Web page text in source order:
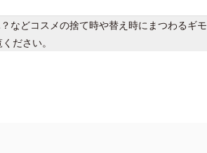
などコスメの捨て時や替え時にまつわるギ
ださい。